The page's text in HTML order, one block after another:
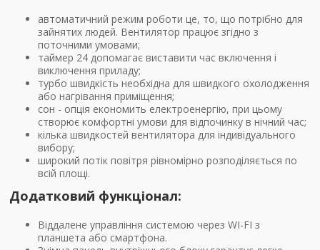
автоматичний режим роботи це, то, що потрібно для
зайнятих людей. Вентилятор працює згідно з
поточними умовами;
таймер 24 допомагає виставити час включення і
виключення приладу;
турбо швидкість необхідна для швидкого охолодження
або нагрівання приміщення;
сон - опція економить електроенергію, при цьому
створює комфортні умови для відпочинку в нічний час;
кілька швидкостей вентилятора для індивідуального
вибору;
широкий потік повітря рівномірно розподіляється по
всій площі.
Додатковий функціонал:
Віддалене управління системою через WI-FI з
планшета або смартфона.